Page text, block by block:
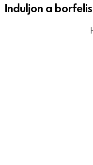
Induljon a